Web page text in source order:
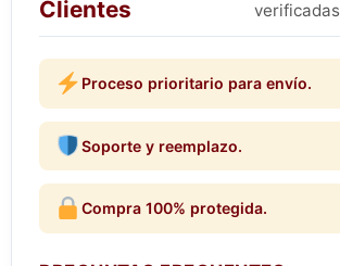
Clientes
verificadas
Proceso prioritario para envío.
Soporte y reemplazo.
Compra 100% protegida.